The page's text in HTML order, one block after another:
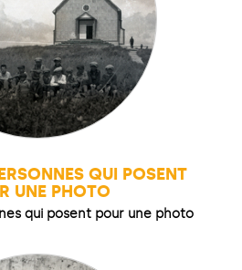
QUI POSENT
UNE PHOTO
qui posent pour une photo